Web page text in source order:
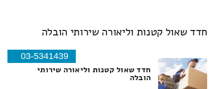
חדד שאול קטנות וליאורה שירותי הובלה
03-5341439
חדד שאול קטנות וליאורה שירותי
הובלה